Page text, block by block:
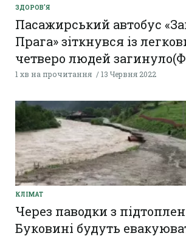
ЗДОРОВ'Я
Пасажирський автобус
Прага» зіткнувся із
четверо людей
1 хв на прочитання 13 Червня 2022
КЛІМАТ
Через паводки з
Буковині будуть